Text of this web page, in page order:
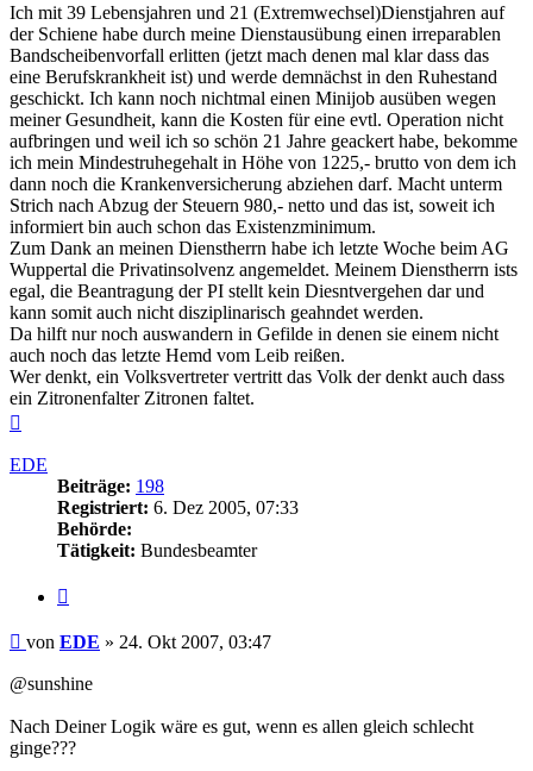
Ich mit 39 Lebensjahren und 21 (Extremwechsel)Dienstjahren auf
der Schiene habe durch meine Dienstausübung einen irreparablen
Bandscheibenvorfall erlitten (jetzt mach denen mal klar dass das
eine Berufskrankheit ist) und werde demnächst in den Ruhestand
geschickt. Ich kann noch nichtmal einen Minijob ausüben wegen
meiner Gesundheit, kann die Kosten für eine evtl. Operation nicht
aufbringen und weil ich so schön 21 Jahre geackert habe, bekomme
ich mein Mindestruhegehalt in Höhe von 1225,- brutto von dem ich
dann noch die Krankenversicherung abziehen darf. Macht unterm
Strich nach Abzug der Steuern 980,- netto und das ist, soweit ich
informiert bin auch schon das Existenzminimum.
Zum Dank an meinen Dienstherrn habe ich letzte Woche beim AG
Wuppertal die Privatinsolvenz angemeldet. Meinem Dienstherrn ists
egal, die Beantragung der PI stellt kein Diesntvergehen dar und
kann somit auch nicht disziplinarisch geahndet werden.
Da hilft nur noch auswandern in Gefilde in denen sie einem nicht
auch noch das letzte Hemd vom Leib reißen.
Wer denkt, ein Volksvertreter vertritt das Volk der denkt auch dass
ein Zitronenfalter Zitronen faltet.
EDE
Beiträge: 198
Registriert: 6. Dez 2005, 07:33
Behörde:
Tätigkeit: Bundesbeamter
Beitrag
von EDE » 24. Okt 2007, 03:47
@sunshine
Nach Deiner Logik wäre es gut, wenn es allen gleich schlecht
ginge???